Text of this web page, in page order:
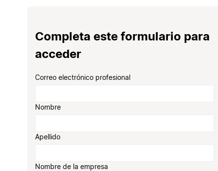
Completa este formulario para
acceder
Correo electrónico profesional
Nombre
Apellido
Nombre de la empresa